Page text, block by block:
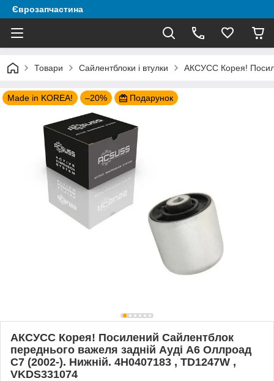
Єврозапчастина
Товари Сайлентблоки і втулки АКСУСС Корея!
Made in KOREA! –20% Подарунок
АКСУСС Корея! Посилений Сайлентблок
переднього важеля задній Ауді А6 Оллроад
С7 (2002-). Нижній. 4H0407183 , TD1247W ,
VKDS331074